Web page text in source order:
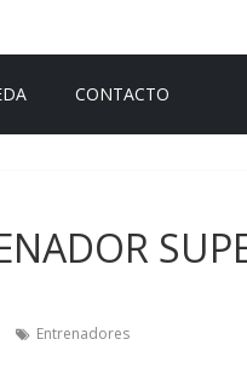
CONTACTO
Entrenadores